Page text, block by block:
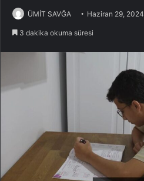
ÜMİT SAVĞA Haziran 29, 2024
3 dakika okuma süresi